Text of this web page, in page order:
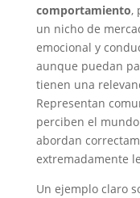
comportamiento,
un nicho de
emocional y
aunque puedan
tienen una
Representan
perciben el
abordan
extremadamente
Un ejemplo claro